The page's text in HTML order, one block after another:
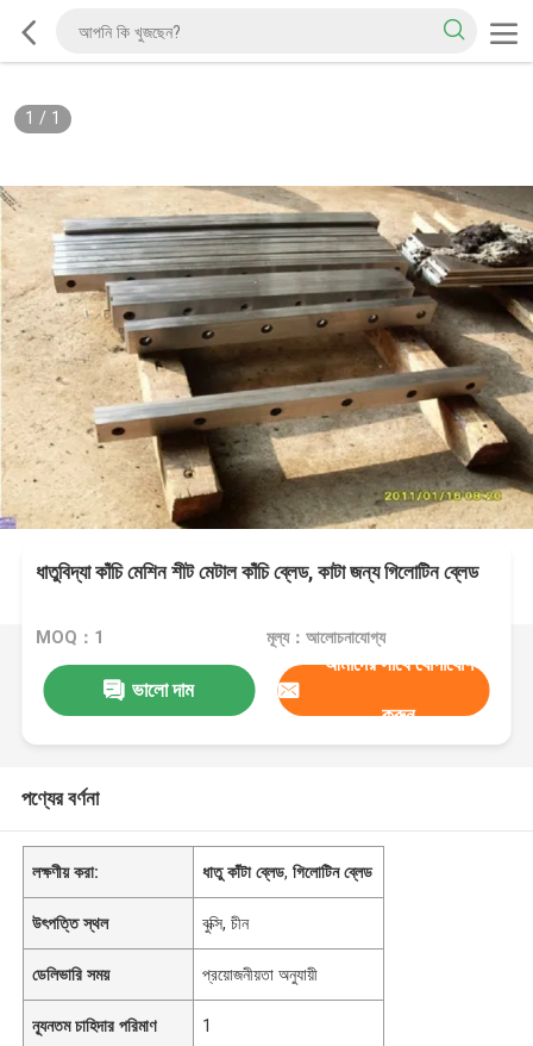
1 / 1
ধাতুবিদ্যা কাঁচি মেশিন শীট মেটাল কাঁচি ব্লেড, কাটা জন্য গিলোটিন ব্লেড
MOQ：1 মূল্য：আলোচনাযোগ্য
ভালো দাম
আমাদের সাথে যোগাযোগ
করুন
পণ্যের বর্ণনা
লক্ষণীয় করা: ধাতু কাঁটা ব্লেড,গিলোটিন ব্লেড
উৎপত্তি স্থল বুক্সি, চীন
ডেলিভারি সময় প্রয়োজনীয়তা অনুযায়ী
ন্যূনতম চাহিদার পরিমাণ 1